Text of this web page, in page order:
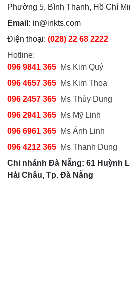
Phường 5, Bình Thạnh, Hồ Chí
Email: in@inkts.com
Điện thoại: (028) 22 68 2222
Hotline:
096 9841 365 Ms Kim Quý
096 4657 365 Ms Kim Thoa
096 2457 365 Ms Thùy Dung
096 2941 365 Ms Mỹ Linh
096 6961 365 Ms Ánh Linh
096 4212 365 Ms Thanh Dung
Chi nhánh Đà Nẵng: 61 Huỳnh
Hải Châu, Tp. Đà Nẵng